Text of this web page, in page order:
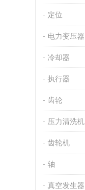
定位
电力变压器
冷却器
执行器
齿轮
压力清洗机
齿轮机
轴
真空发生器